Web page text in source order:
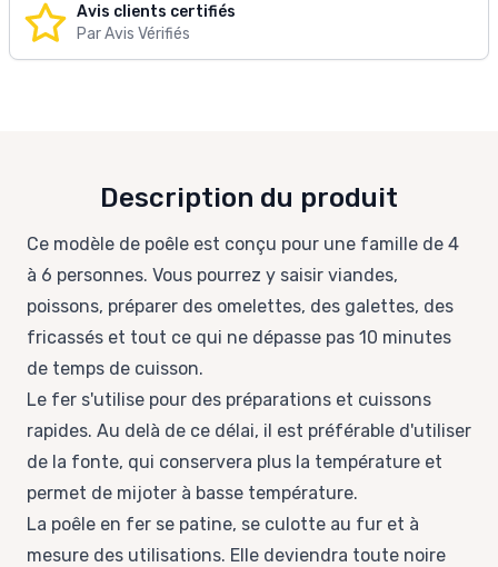
Avis clients certifiés
Par Avis Vérifiés
Description du produit
Ce modèle de poêle est conçu pour une famille de 4
à 6 personnes. Vous pourrez y saisir viandes,
poissons, préparer des omelettes, des galettes, des
fricassés et tout ce qui ne dépasse pas 10 minutes
de temps de cuisson.
Le fer s'utilise pour des préparations et cuissons
rapides. Au delà de ce délai, il est préférable d'utiliser
de la fonte, qui conservera plus la température et
permet de mijoter à basse température.
La poêle en fer se patine, se culotte au fur et à
mesure des utilisations. Elle deviendra toute noire